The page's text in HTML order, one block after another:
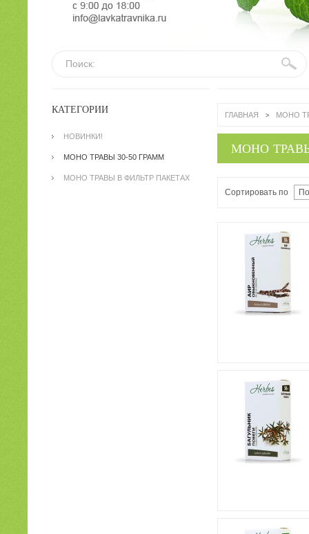
КАТЕГОРИИ
НОВИНКИ!
МОНО ТРАВЫ 30-50 ГРАММ
МОНО ТРАВЫ В ФИЛЬТР ПАКЕТАХ
ГЛАВНАЯ > МОНО
МОНО
Сортировать по